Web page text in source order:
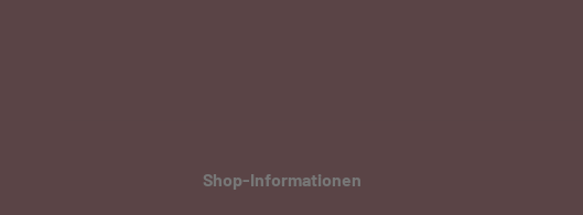
Shop-Informationen